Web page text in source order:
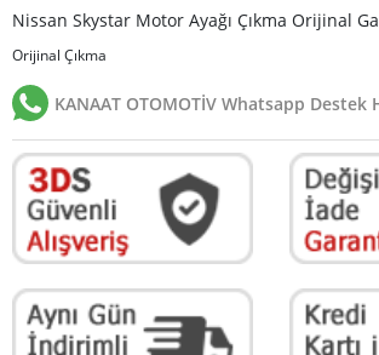
Nissan Skystar Motor Ayağı Çıkma Orijinal
Orijinal Çıkma
KANAAT OTOMOTİV Whatsapp Destek